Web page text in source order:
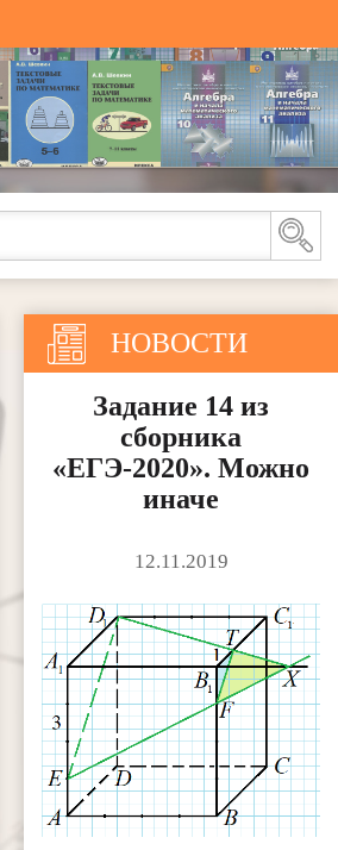
НОВОСТИ
Задание 14 из
сборника
«ЕГЭ-2020». Можно
иначе
12.11.2019